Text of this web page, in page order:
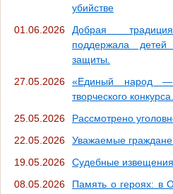
убийстве
01.06.2026
Добрая
поддержала
защиты.
27.05.2026
«Единый народ —
творческого конкурса.
25.05.2026
Рассмотрено
22.05.2026
Уважаемые
19.05.2026
Судебные извещения
08.05.2026
Память о героях: в